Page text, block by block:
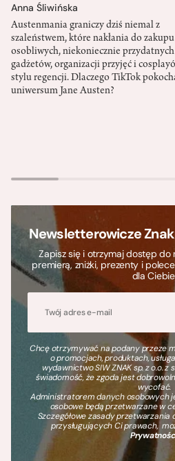
Anna Śliwińska
Austenmania graniczy dziś niemal z
szaleństwem, które nakłania do zakupu
osobliwych, niekoniecznie przydatnych
gadżetów, organizacji przyjęć i
stylu regencji. Dlaczego TikTok
uniwersum Jane Austen?
Newsletterowicze
Zapisz się i otrzymaj dostęp
premierą, zniżki, prezenty i
dla
Chcę otrzymywać na podany przeze
o promocjach, produktach,
wydawnictwo SIW ZNAK sp. z o.o. z
świadomość, że zgoda jest
wycofać.
Administratorem danych osobowych
osobowe będą przetwarzane w
Szczegółowe zasady
przysługujących Ci prawach,